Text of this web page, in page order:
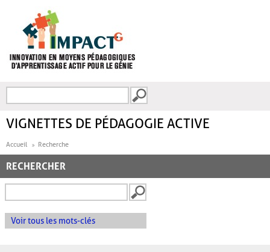
FORMULAIRE DE
VIGNETTES DE PÉDAGOGIE ACTIVE
Accueil Recherche
RECHERCHER
Voir tous les mots-clés